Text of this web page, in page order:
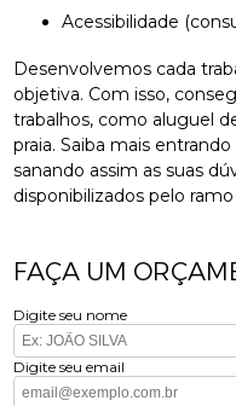
Acessibilidade
Desenvolvemos cada
objetiva. Com isso,
trabalhos, como aluguel
praia. Saiba mais
sanando assim as suas
disponibilizados pelo
FAÇA UM
Digite seu nome
Digite seu email